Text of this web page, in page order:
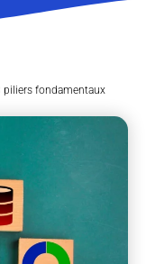
piliers fondamentaux